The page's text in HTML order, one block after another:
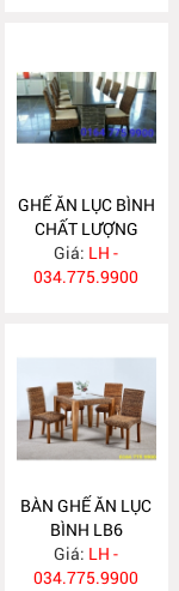
GHẾ ĂN LỤC BÌNH
CHẤT LƯỢNG
CAO LB9
Giá: LH -
034.775.9900
BÀN GHẾ ĂN LỤC
BÌNH LB6
Giá: LH -
034.775.9900